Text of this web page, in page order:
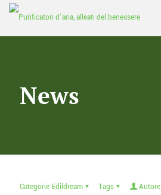
News
Categorie Edildream Tags Autore